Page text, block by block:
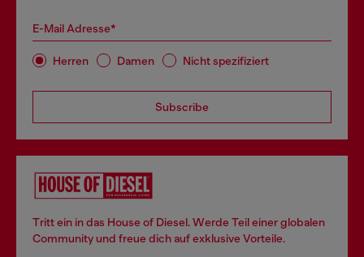
E-Mail Adresse*
Herren Damen Nicht spezifiziert
Subscribe
Tritt ein in das House of Diesel. Werde Teil einer globalen
Community und freue dich auf exklusive Vorteile.